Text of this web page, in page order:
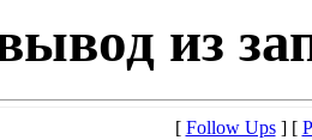
из
[ Follow Ups] [